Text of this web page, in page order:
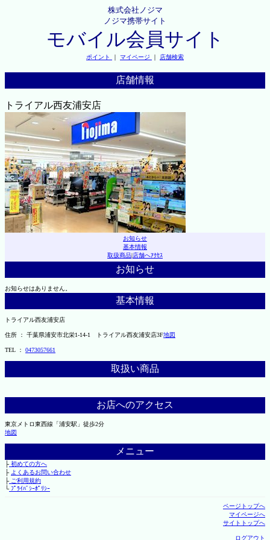
株式会社ノジマ
ノジマ携帯サイト
モバイル会員サイト
ポイント ｜ マイページ ｜ 店舗検索
店舗情報
トライアル西友浦安店
お知らせ
基本情報
取扱商品|店舗へｱｸｾｽ
お知らせ
お知らせはありません。
基本情報
トライアル西友浦安店
住所 ： 千葉県浦安市北栄1-14-1 トライアル西友浦安店3F地図
TEL ： 0473057661
取扱い商品
お店へのアクセス
東京メトロ東西線「浦安駅」徒歩2分
地図
メニュー
├初めての方へ
├ よくあるお問い合わせ
├ご利用規約
└ﾌﾟﾗｲﾊﾞｼｰﾎﾟﾘｼｰ
ページトップへ
マイページへ
サイトトップへ
ログアウト